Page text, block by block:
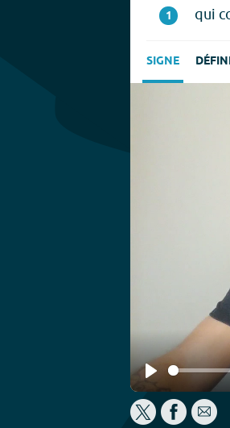
1 qui
SIGNE
Play